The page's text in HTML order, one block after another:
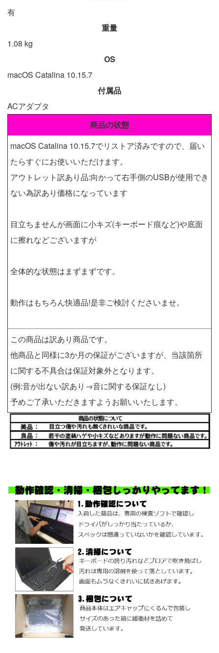
有
重量
1.08 kg
OS
macOS Catalina 10.15.7
付属品
ACアダプタ
商品の状態
macOS Catalina 10.15.7でリストア済みですので、届い
たらすぐにお使いいただけます。
アウトレット訳あり品:向かって右手側のUSBが使用でき
ない為訳あり価格になっています
目立ちませんが画面に小キズ(キーボード痕など)や底面
に擦れなどございますが
全体的な状態はまずまずです。
動作はもちろん快適品!是非ご検討くださいませ。
この商品は訳あり商品です。
他商品と同様に3か月の保証がございますが、当該箇所
に関する不具合は保証対象外となります。
(例:音が出ない訳あり→音に関する保証なし)
予めご了承いただきますようお願いいたします。